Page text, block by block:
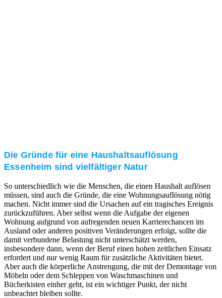
Die Gründe für eine Haushaltsauflösung
Essenheim sind vielfältiger Natur
So unterschiedlich wie die Menschen, die einen Haushalt auflösen
müssen, sind auch die Gründe, die eine Wohnungsauflösung nötig
machen. Nicht immer sind die Ursachen auf ein tragisches Ereignis
zurückzuführen. Aber selbst wenn die Aufgabe der eigenen
Wohnung aufgrund von aufregenden neuen Karrierechancen im
Ausland oder anderen positiven Veränderungen erfolgt, sollte die
damit verbundene Belastung nicht unterschätzt werden,
insbesondere dann, wenn der Beruf einen hohen zeitlichen Einsatz
erfordert und nur wenig Raum für zusätzliche Aktivitäten bietet.
Aber auch die körperliche Anstrengung, die mit der Demontage von
Möbeln oder dem Schleppen von Waschmaschinen und
Bücherkisten einher geht, ist ein wichtiger Punkt, der nicht
unbeachtet bleiben sollte.